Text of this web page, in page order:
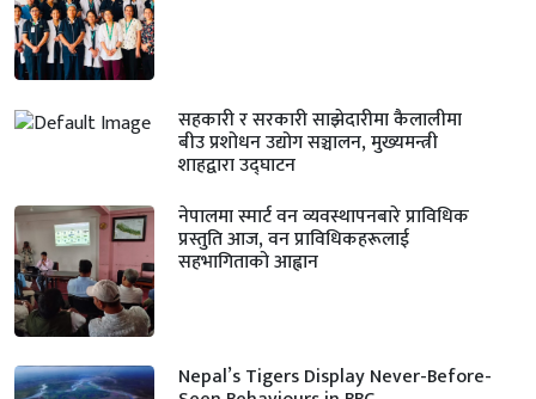
सहकारी र सरकारी साझेदारीमा कैलालीमा
बीउ प्रशोधन उद्योग सञ्चालन, मुख्यमन्त्री
शाहद्वारा उद्घाटन
नेपालमा स्मार्ट वन व्यवस्थापनबारे प्राविधिक
प्रस्तुति आज, वन प्राविधिकहरूलाई
सहभागिताको आह्वान
Nepal’s Tigers Display Never-Before-